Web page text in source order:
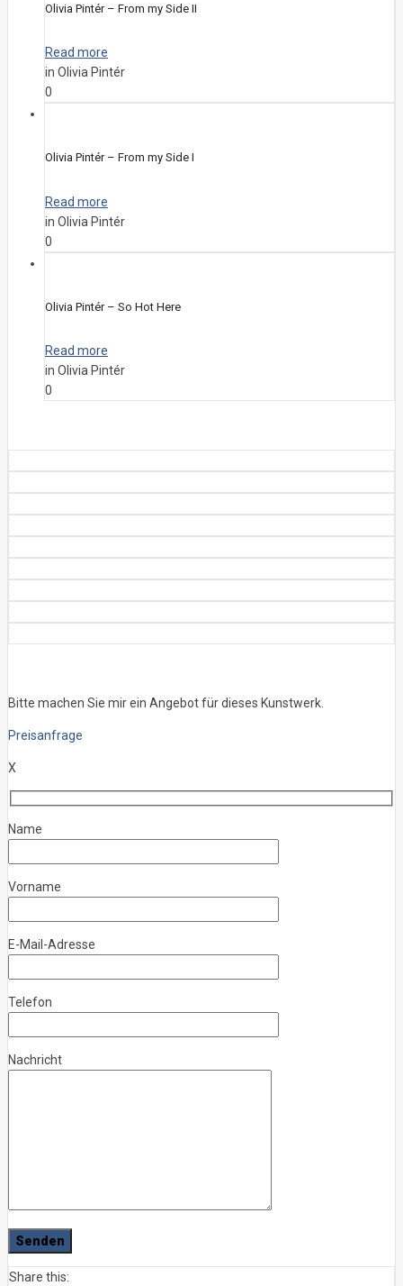
Olivia Pintér – From my Side II
Read more
in Olivia Pintér
0
Olivia Pintér – From my Side I
Read more
in Olivia Pintér
0
Olivia Pintér – So Hot Here
Read more
in Olivia Pintér
0
Bitte machen Sie mir ein Angebot für dieses Kunstwerk.
Preisanfrage
X
Name
Vorname
E-Mail-Adresse
Telefon
Nachricht
Share this: